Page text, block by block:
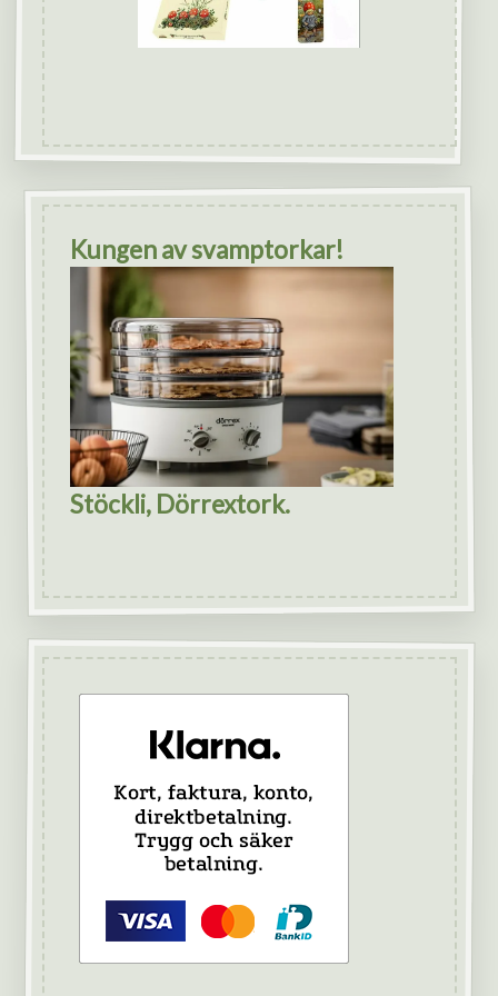
Kungen av svamptorkar!
Stöckli, Dörrextork.